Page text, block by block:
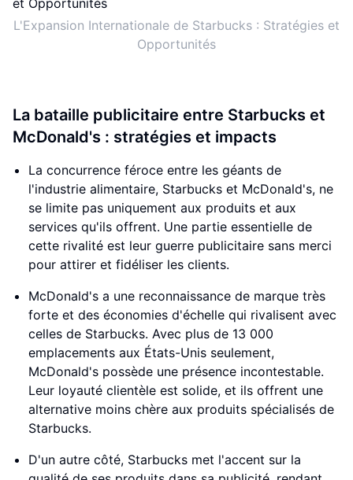
L'Expansion Internationale de Starbucks : Stratégies et
Opportunités
La bataille publicitaire entre Starbucks et
McDonald's : stratégies et impacts
La concurrence féroce entre les géants de
l'industrie alimentaire, Starbucks et McDonald's, ne
se limite pas uniquement aux produits et aux
services qu'ils offrent. Une partie essentielle de
cette rivalité est leur guerre publicitaire sans merci
pour attirer et fidéliser les clients.
McDonald's a une reconnaissance de marque très
forte et des économies d'échelle qui rivalisent avec
celles de Starbucks. Avec plus de 13 000
emplacements aux États-Unis seulement,
McDonald's possède une présence incontestable.
Leur loyauté clientèle est solide, et ils offrent une
alternative moins chère aux produits spécialisés de
Starbucks.
D'un autre côté, Starbucks met l'accent sur la